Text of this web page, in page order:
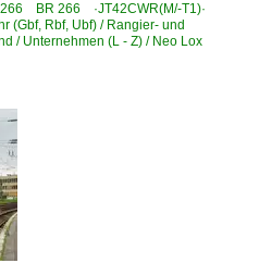
266 BR 266 ·JT42CWR(M/-T1)·
(Gbf, Rbf, Ubf) / Rangier- und
/ Unternehmen (L - Z) / Neo Lox